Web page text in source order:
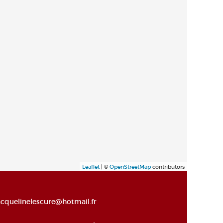
Leaflet| © OpenStreetMap contributors